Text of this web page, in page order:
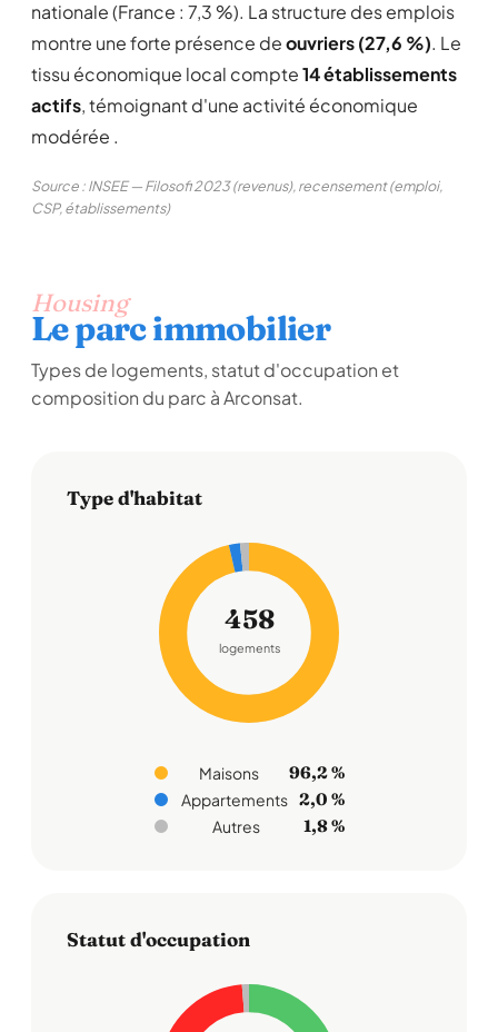
nationale (France : 7,3 %). La structure des emplois
montre une forte présence deouvriers (27,6 %). Le
tissu économique local compte14 établissements
actifs, témoignant d'une activité économique
modérée .
Source : INSEE — Filosofi 2023 (revenus), recensement (emploi,
CSP, établissements)
Housing
Le parc immobilier
Types de logements, statut d'occupation et
composition du parc à Arconsat.
Type d'habitat
458
logements
Maisons 96,2 %
Appartements 2,0 %
Autres 1,8 %
Statut d'occupation